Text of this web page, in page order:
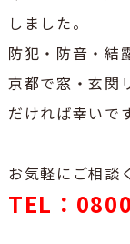
しました。
防犯・防音・結
京都で窓・玄関
だければ幸いで
お気軽にご相談
TEL：